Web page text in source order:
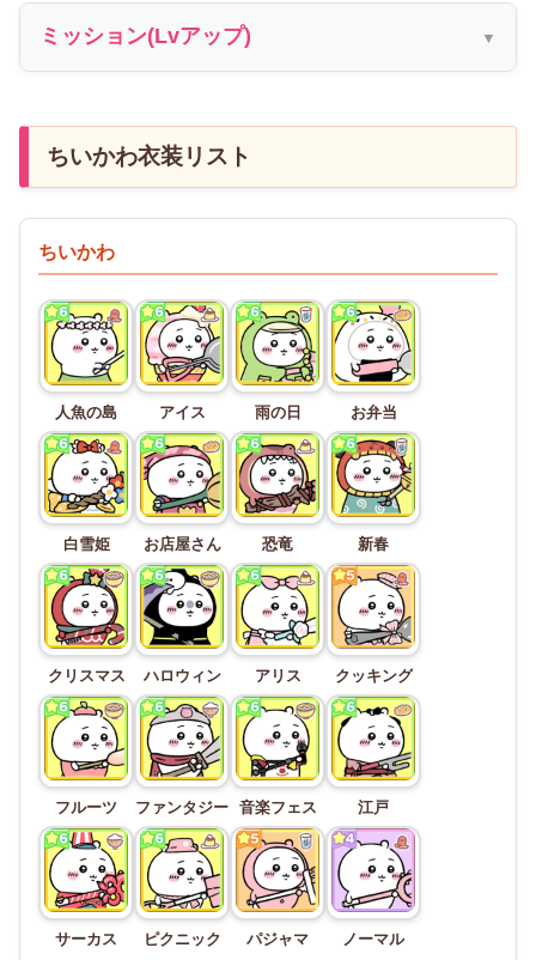
ミッション(Lvアップ)
ちいかわ衣装リスト
ちいかわ
人魚の島 アイス 雨の日 お弁当
白雪姫 お店屋さん 恐竜 新春
クリスマス ハロウィン アリス クッキング
フルーツ ファンタジー 音楽フェス 江戸
サーカス ピクニック パジャマ ノーマル